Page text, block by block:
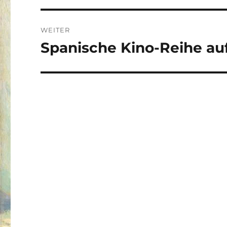
WEITER
Nächster
Spanische Kino-Reihe